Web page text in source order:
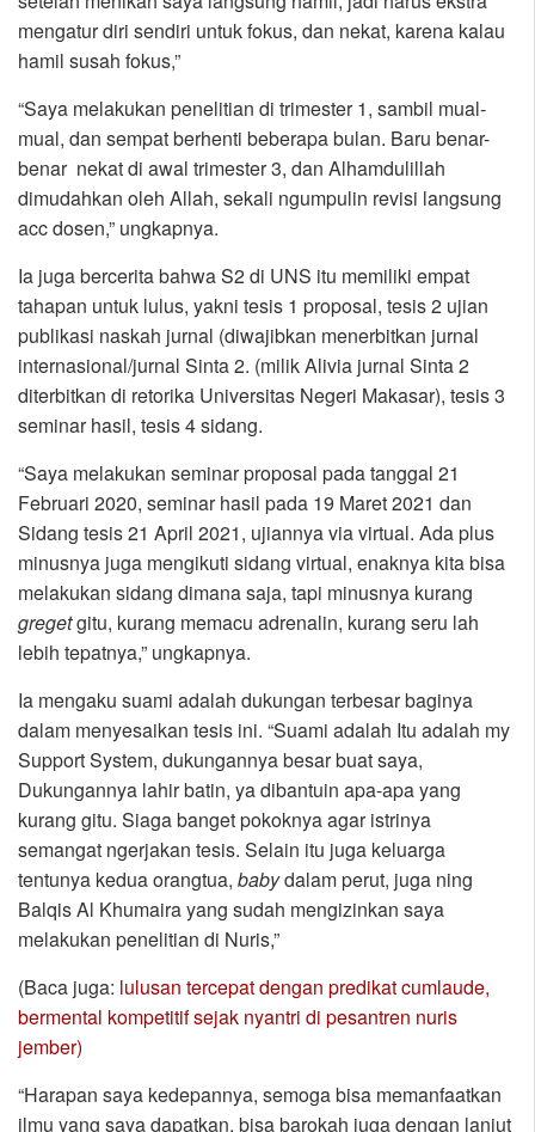
mengatur diri sendiri untuk fokus, dan nekat, karena kalau
hamil susah fokus,”
“Saya melakukan penelitian di trimester 1, sambil mual-
mual, dan sempat berhenti beberapa bulan. Baru benar-
benar nekat di awal trimester 3, dan Alhamdulillah
dimudahkan oleh Allah, sekali ngumpulin revisi langsung
acc dosen,” ungkapnya.
Ia juga bercerita bahwa S2 di UNS itu memiliki empat
tahapan untuk lulus, yakni tesis 1 proposal, tesis 2 ujian
publikasi naskah jurnal (diwajibkan menerbitkan jurnal
internasional/jurnal Sinta 2. (milik Alivia jurnal Sinta 2
diterbitkan di retorika Universitas Negeri Makasar), tesis 3
seminar hasil, tesis 4 sidang.
“Saya melakukan seminar proposal pada tanggal 21
Februari 2020, seminar hasil pada 19 Maret 2021 dan
Sidang tesis 21 April 2021, ujiannya via virtual. Ada plus
minusnya juga mengikuti sidang virtual, enaknya kita bisa
melakukan sidang dimana saja, tapi minusnya kurang
gregetgitu, kurang memacu adrenalin, kurang seru lah
lebih tepatnya,” ungkapnya.
Ia mengaku suami adalah dukungan terbesar baginya
dalam menyesaikan tesis ini. “Suami adalah Itu adalah my
Support System, dukungannya besar buat saya,
Dukungannya lahir batin, ya dibantuin apa-apa yang
kurang gitu. Siaga banget pokoknya agar istrinya
semangat ngerjakan tesis. Selain itu juga keluarga
tentunya kedua orangtua, babydalam perut, juga ning
Balqis Al Khumaira yang sudah mengizinkan saya
melakukan penelitian di Nuris,”
(Baca juga: lulusan tercepat dengan predikat cumlaude,
bermental kompetitif sejak nyantri di pesantren nuris
jember)
“Harapan saya kedepannya, semoga bisa memanfaatkan
ilmu yang saya dapatkan, bisa barokah juga dengan lanjut